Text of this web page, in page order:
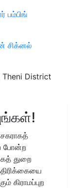
பம்பிங்
சிக்னல்
District
போன்ற
துறை
கிராமப்புற